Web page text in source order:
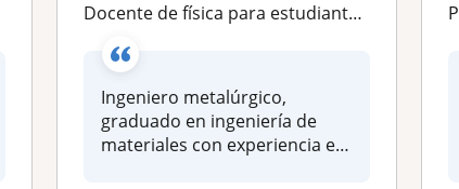
Docente de física para estudiantes de bachillerato
Ingeniero metalúrgico,
graduado en ingeniería de
materiales con experiencia en